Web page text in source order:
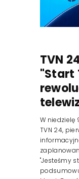
TVN
"Start
W
TVN 24,
"Jesteśmy